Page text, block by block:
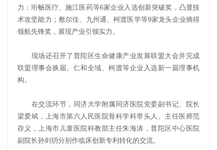
力；珩畅医疗、施江医药等6家企业入选创新突破奖，凸显技
术攻坚能力；敷尔佳、九州通、柯渡医学等9家龙头企业摘得
领航先锋奖，展现产业引领实力。
现场还召开了普陀区生命健康产业发展联盟大会并完成
联盟理事会换届。仁和全域、柯渡等企业入选新一届理事机
构。
在交流环节，同济大学附属同济医院党委副书记、院长
梁爱斌，上海市第六人民医院骨科学科带头人、主任医师范
存义，上海市儿童医院科教部主任朱海涛，普陀区中心医院
副院长孙剑玥分别作临床创新专利转化的交流。